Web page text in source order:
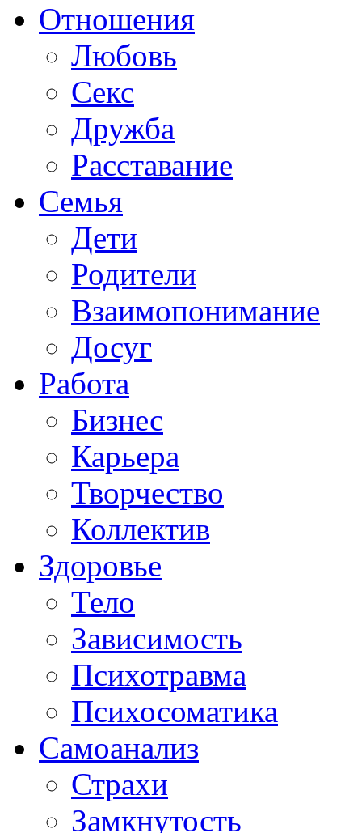
Отношения
Любовь
Секс
Дружба
Расставание
Семья
Дети
Родители
Взаимопонимание
Досуг
Работа
Бизнес
Карьера
Творчество
Коллектив
Здоровье
Тело
Зависимость
Психотравма
Психосоматика
Самоанализ
Страхи
Замкнутость